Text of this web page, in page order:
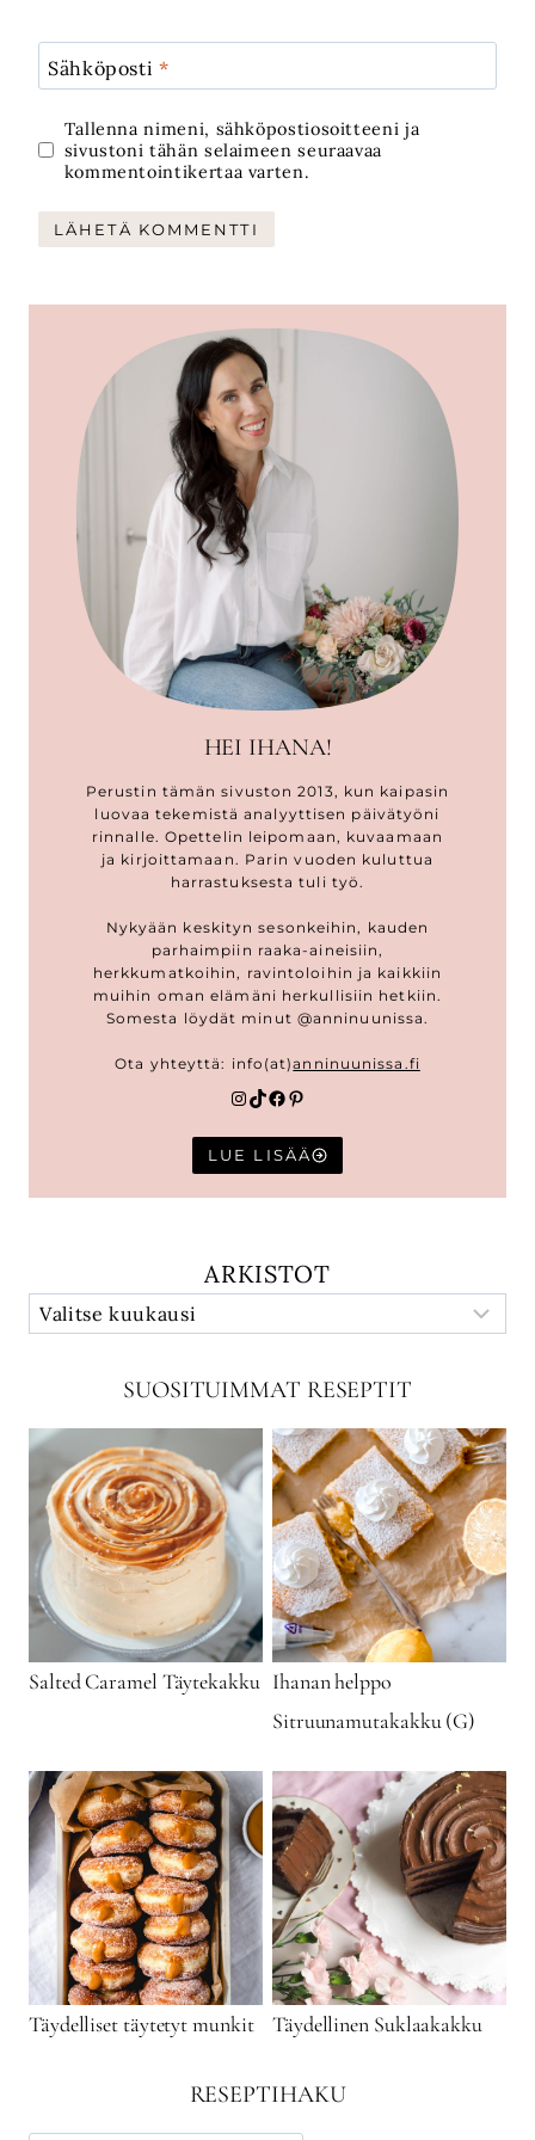
Sähköposti*
Tallenna nimeni, sähköpostiosoitteeni ja
sivustoni tähän selaimeen seuraavaa
kommentointikertaa varten.
HEI IHANA!
Perustin tämän sivuston 2013, kun kaipasin
luovaa tekemistä analyyttisen päivätyöni
rinnalle. Opettelin leipomaan, kuvaamaan
ja kirjoittamaan. Parin vuoden kuluttua
harrastuksesta tuli työ.
Nykyään keskityn sesonkeihin, kauden
parhaimpiin raaka-aineisiin,
herkkumatkoihin, ravintoloihin ja kaikkiin
muihin oman elämäni herkullisiin hetkiin.
Somesta löydät minut @anninuunissa.
Ota yhteyttä: info(at)anninuunissa.fi
Instagram
TikTok
Facebook
Pinterest
LUE LISÄÄ
ARKISTOT
SUOSITUIMMAT RESEPTIT
Salted Caramel Täytekakku Ihanan helppo
Sitruunamutakakku (G)
Täydelliset täytetyt munkit Täydellinen Suklaakakku
RESEPTIHAKU